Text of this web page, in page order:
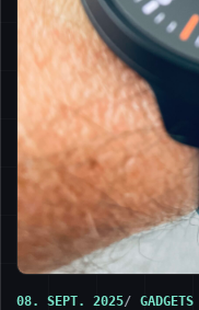
08. SEPT. 2025 GADGETS